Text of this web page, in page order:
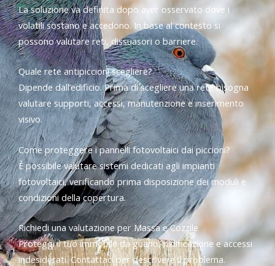
La soluzione va definita dopo aver osservato dove i
volatili sostano e accedono. In base al contesto si
possono valutare reti, dissuasori o barriere.
Quale rete antipiccioni scegliere?
Dipende dall’edificio. Prima di scegliere una rete bisogna
valutare supporti, accessi, manutenzione e inserimento
visivo.
Come proteggere i pannelli fotovoltaici dai piccioni?
È possibile valutare sistemi dedicati agli impianti
fotovoltaici, verificando prima disposizione dei moduli e
condizioni della copertura.
Richiedi una valutazione per Massa e Cozzile
Proteggi il tuo immobile da guano, nidificazione e accessi
indesiderati. Contattaci per descrivere il problema.